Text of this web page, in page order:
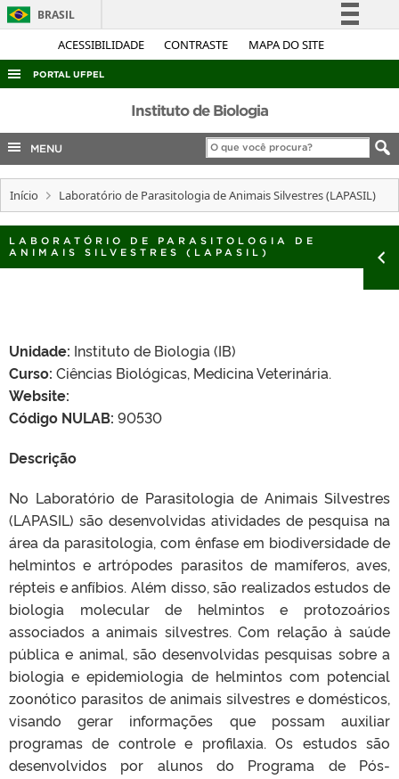
ACESSIBILIDADE CONTRASTE MAPA DO SITE
BRASIL
Simplifique!
Acesso à informação
Legislação
Canais
PORTAL UFPEL
ACESSO À INFORMAÇÃO
AUDITORIA
COBALTO
CONCURSOS
EDITAIS
INTERNACIONAL
TELEFONES
Instituto de Biologia
MENU
Início Laboratório de Parasitologia de Animais Silvestres (LAPASIL)
LABORATÓRIO DE PARASITOLOGIA DE
ANIMAIS SILVESTRES (LAPASIL)
Unidade: Instituto de Biologia (IB)
Curso: Ciências Biológicas, Medicina Veterinária.
Website:
Código NULAB: 90530
Descrição
No Laboratório de Parasitologia de Animais Silvestres
(LAPASIL) são desenvolvidas atividades de pesquisa na
área da parasitologia, com ênfase em biodiversidade de
helmintos e artrópodes parasitos de mamíferos, aves,
répteis e anfíbios. Além disso, são realizados estudos de
biologia molecular de helmintos e protozoários
associados a animais silvestres. Com relação à saúde
pública e animal, são desenvolvidas pesquisas sobre a
biologia e epidemiologia de helmintos com potencial
zoonótico parasitos de animais silvestres e domésticos,
visando gerar informações que possam auxiliar
programas de controle e profilaxia. Os estudos são
desenvolvidos por alunos do Programa de Pós-